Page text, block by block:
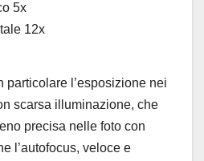
5x
12x
particolare l’esposizione nei
scarsa illuminazione, che
precisa nelle foto con
l’autofocus, veloce e